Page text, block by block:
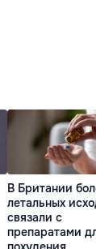
В Британии
летальных
связали с
препаратами для